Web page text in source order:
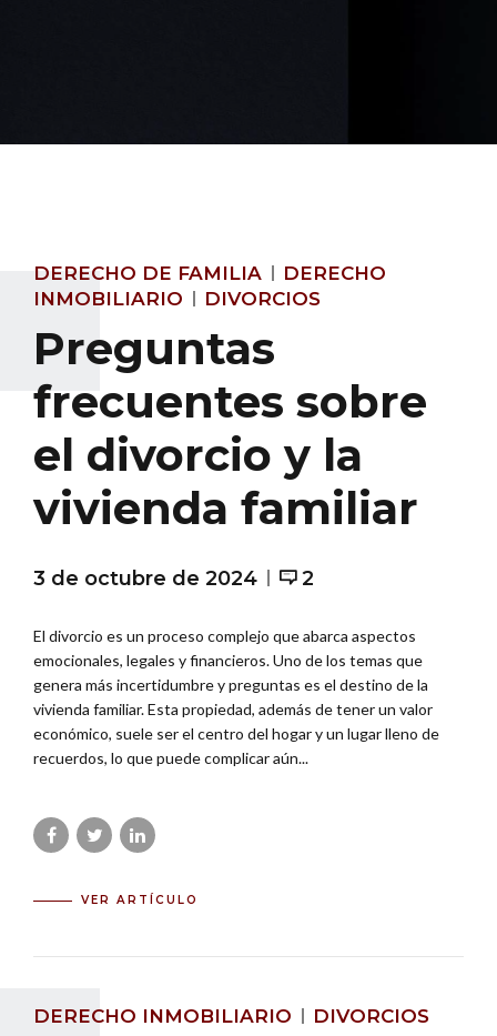
DERECHO DE FAMILIA
DERECHO
INMOBILIARIO
DIVORCIOS
Preguntas
frecuentes sobre
el divorcio y la
vivienda familiar
3 de octubre de 2024 2
El divorcio es un proceso complejo que abarca aspectos
emocionales, legales y financieros. Uno de los temas que
genera más incertidumbre y preguntas es el destino de la
vivienda familiar. Esta propiedad, además de tener un valor
económico, suele ser el centro del hogar y un lugar lleno de
recuerdos, lo que puede complicar aún...
VER ARTÍCULO
DERECHO INMOBILIARIO DIVORCIOS